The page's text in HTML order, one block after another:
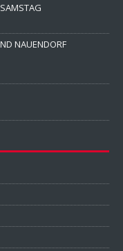
NAUENDORF